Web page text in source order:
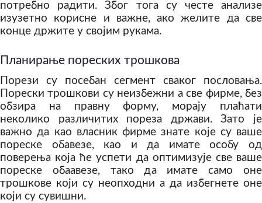
потребно радити. Због тога су честе анализе
изузетно корисне и важне, ако желите да све
конце држите у својим рукама.
Планирање пореских трошкова
Порези су посебан сегмент сваког пословања.
Порески трошкови су неизбежни а све фирме, без
обзира на правну форму, морају плаћати
неколико различитих пореза држави. Зато је
важно да као власник фирме знате које су ваше
пореске обавезе, као и да имате особу од
поверења која ће успети да оптимизује све ваше
пореске обаавезе, тако да имате само оне
трошкове који су неопходни а да избегнете оне
који су сувишни.